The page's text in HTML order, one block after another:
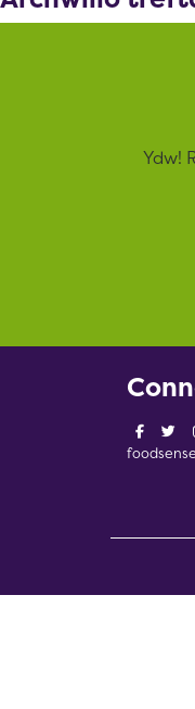
Ydw!